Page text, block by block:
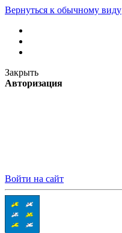
Вернуться к обычному виду
Закрыть
Авторизация
Войти на сайт